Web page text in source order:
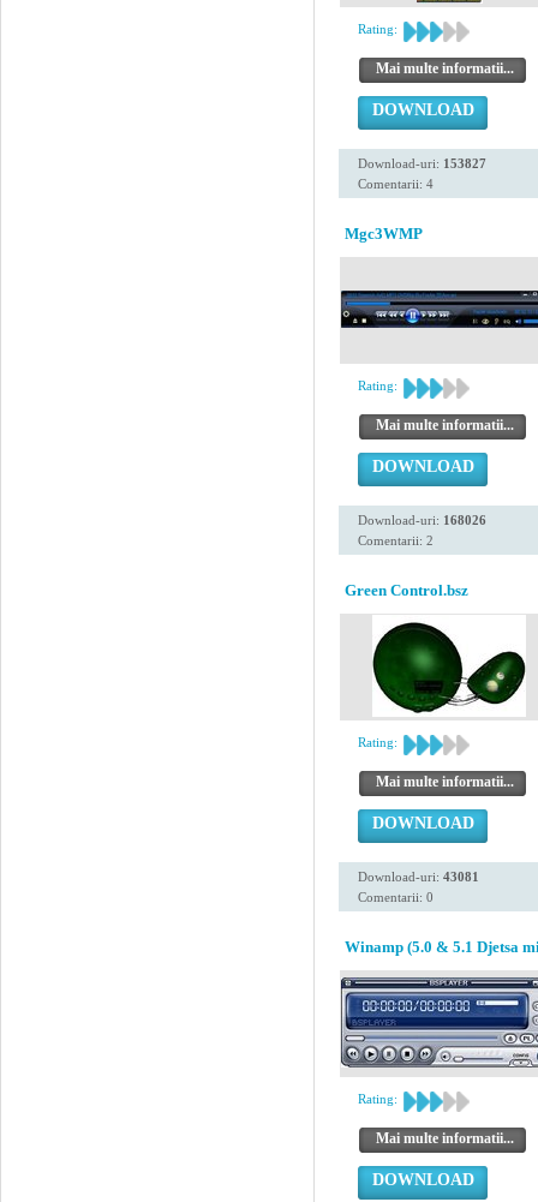
Rating:
Mai multe informatii...
DOWNLOAD
Download-uri: 153827
Comentarii: 4
Mgc3WMP
Rating:
Mai multe informatii...
DOWNLOAD
Download-uri: 168026
Comentarii: 2
Green Control.bsz
Rating:
Mai multe informatii...
DOWNLOAD
Download-uri: 43081
Comentarii: 0
Winamp (5.0 & 5.1 Djetsa
Rating:
Mai multe informatii...
DOWNLOAD